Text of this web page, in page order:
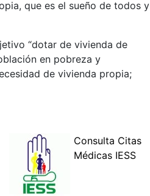
que es el sueño de todos y
“dotar de vivienda de
en pobreza y
de vivienda propia;